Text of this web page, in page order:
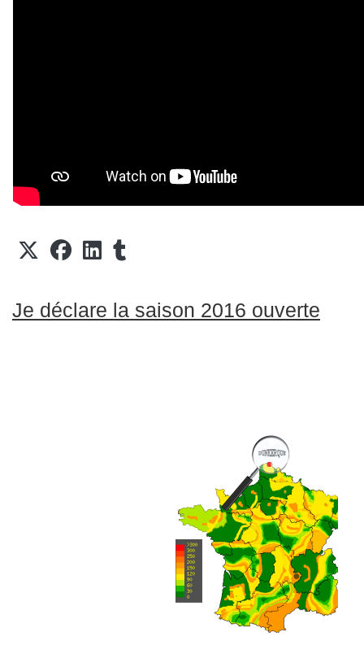
Je déclare la saison 2016 ouverte